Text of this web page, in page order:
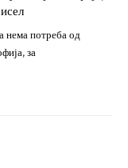
нема потреба од
за